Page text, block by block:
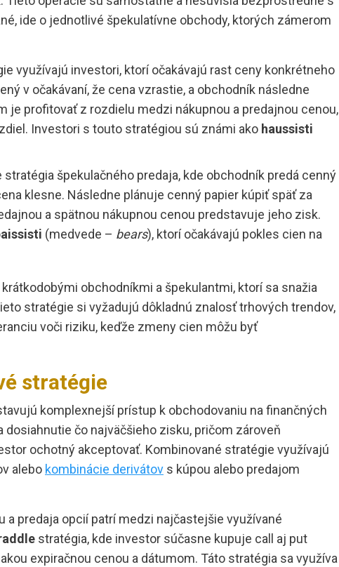
ide o jednotlivé špekulatívne obchody, ktorých zámerom
využívajú investori, ktorí očakávajú rast ceny konkrétneho
v očakávaní, že cena vzrastie, a obchodník následne
je profitovať z rozdielu medzi nákupnou a predajnou cenou,
Investori s touto stratégiou sú známi ako haussisti
stratégia špekulačného predaja, kde obchodník predá cenný
klesne. Následne plánuje cenný papier kúpiť späť za
a spätnou nákupnou cenou predstavuje jeho zisk.
(medvede – bears), ktorí očakávajú pokles cien na
obchodníkmi a špekulantmi, ktorí sa snažia
stratégie si vyžadujú dôkladnú znalosť trhových trendov,
voči riziku, keďže zmeny cien môžu byť
stratégie
komplexnejší prístup k obchodovaniu na finančných
čo najväčšieho zisku, pričom zároveň
ochotný akceptovať. Kombinované stratégie využívajú
alebo kombinácie derivátov s kúpou alebo predajom
a predaja opcií patrí medzi najčastejšie využívané
stratégia, kde investor súčasne kupuje call aj put
expiračnou cenou a dátumom. Táto stratégia sa využíva